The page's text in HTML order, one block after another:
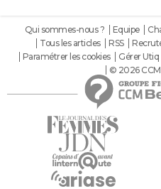
Qui sommes-nous ? Equipe
Tous les articles
RSS
Paramétrer les cookies
Gérer Utiq
© 2026